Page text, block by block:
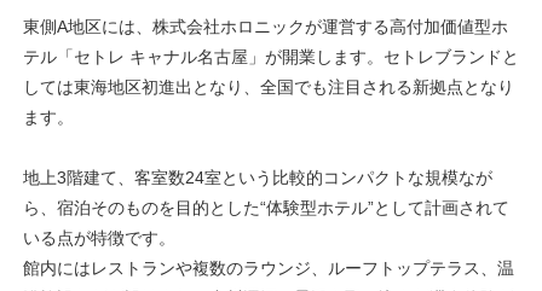
東側A地区には、株式会社ホロニックが運営する高付加価値型ホ
テル「セトレ キャナル名古屋」が開業します。セトレブランドと
しては東海地区初進出となり、全国でも注目される新拠点となり
ます。
地上3階建て、客室数24室という比較的コンパクトな規模なが
ら、宿泊そのものを目的とした“体験型ホテル”として計画されて
いる点が特徴です。
館内にはレストランや複数のラウンジ、ルーフトップテラス、温